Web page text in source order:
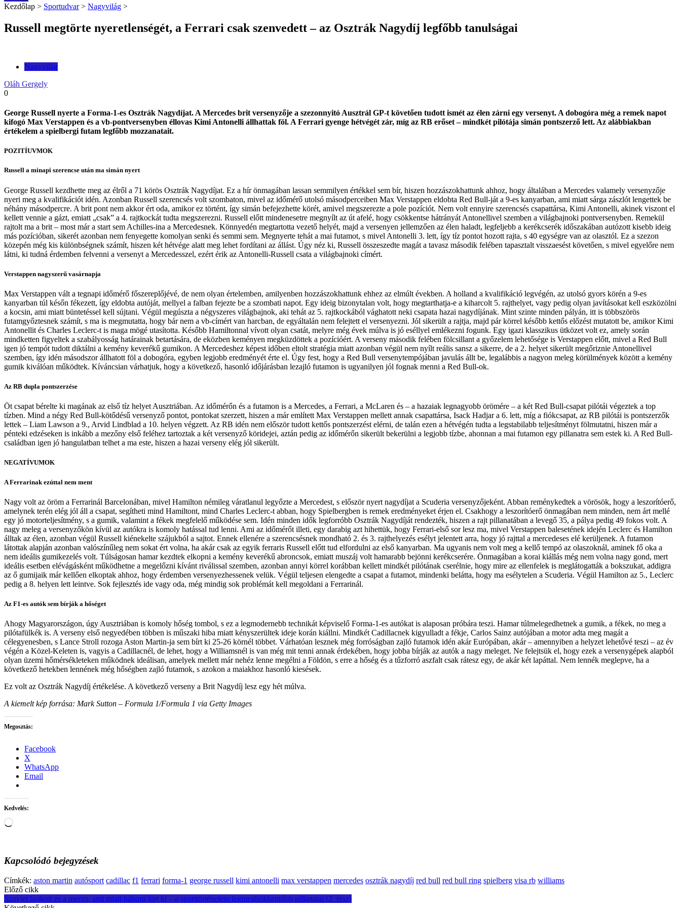
Kezdőlap > Sportudvar > Nagyvilág >
Russell megtörte nyeretlenségét, a Ferrari csak szenvedett – az Osztrák Nagydíj legfőbb tanulságai
Nagyvilág
Oláh Gergely
0
George Russell nyerte a Forma-1-es Osztrák Nagydíjat. A Mercedes brit versenyzője a szezonnyitó Ausztrál GP-t követően tudott ismét az élen zárni egy versenyt. A dobogóra még a remek napot
kifogó Max Verstappen és a vb-pontversenyben éllovas Kimi Antonelli állhattak föl. A Ferrari gyenge hétvégét zár, míg az RB erőset – mindkét pilótája simán pontszerző lett. Az alábbiakban
értékelem a spielbergi futam legfőbb mozzanatait.
POZITÍUVMOK
Russell a minapi szerencse után ma simán nyert
George Russell kezdhette meg az élről a 71 körös Osztrák Nagydíjat. Ez a hír önmagában lassan semmilyen értékkel sem bír, hiszen hozzászokhattunk ahhoz, hogy általában a Mercedes valamely versenyzője
nyeri meg a kvalifikációt idén. Azonban Russell szerencsés volt szombaton, mivel az időmérő utolsó másodperceiben Max Verstappen eldobta Red Bull-ját a 9-es kanyarban, ami miatt sárga zászlót lengettek be
néhány másodpercre. A brit pont nem akkor ért oda, amikor ez történt, így simán befejezhette körét, amivel megszerezte a pole pozíciót. Nem volt ennyire szerencsés csapattársa, Kimi Antonelli, akinek viszont el
kellett vennie a gázt, emiatt „csak” a 4. rajtkockát tudta megszerezni. Russell előtt mindenesetre megnyílt az út afelé, hogy csökkentse hátrányát Antonellivel szemben a világbajnoki pontversenyben. Remekül
rajtolt ma a brit – most már a start sem Achilles-ina a Mercedesnek. Könnyedén megtartotta vezető helyét, majd a versenyen jellemzően az élen haladt, legfeljebb a kerékcserék időszakában autózott kisebb ideig
más pozícióban, sikerét azonban nem fenyegette komolyan senki és semmi sem. Megnyerte tehát a mai futamot, s mivel Antonelli 3. lett, így tíz pontot hozott rajta, s 40 egységre van az olasztól. Ez a szezon
közepén még kis különbségnek számít, hiszen két hétvége alatt meg lehet fordítani az állást. Úgy néz ki, Russell összeszedte magát a tavasz második felében tapasztalt visszaesést követően, s mivel egyelőre nem
látni, ki tudná érdemben felvenni a versenyt a Mercedesszel, ezért érik az Antonelli-Russell csata a világbajnoki címért.
Verstappen nagyszerű vasárnapja
Max Verstappen vált a tegnapi időmérő főszereplőjévé, de nem olyan értelemben, amilyenben hozzászokhattunk ehhez az elmúlt években. A holland a kvalifikáció legvégén, az utolsó gyors körén a 9-es
kanyarban túl későn fékezett, így eldobta autóját, mellyel a falban fejezte be a szombati napot. Egy ideig bizonytalan volt, hogy megtarthatja-e a kiharcolt 5. rajthelyet, vagy pedig olyan javításokat kell eszközölni
a kocsin, ami miatt büntetéssel kell sújtani. Végül megúszta a négyszeres világbajnok, aki tehát az 5. rajtkockából vághatott neki csapata hazai nagydíjának. Mint szinte minden pályán, itt is többszörös
futamgyőztesnek számít, s ma is megmutatta, hogy bár nem a vb-címért van harcban, de egyáltalán nem felejtett el versenyezni. Jól sikerült a rajtja, majd pár körrel később kettős előzést mutatott be, amikor Kimi
Antonellit és Charles Leclerc-t is maga mögé utasította. Később Hamiltonnal vívott olyan csatát, melyre még évek múlva is jó eséllyel emlékezni fogunk. Egy igazi klasszikus ütközet volt ez, amely során
mindketten figyeltek a szabályosság határainak betartására, de eközben keményen megküzdöttek a pozícióért. A verseny második felében fölcsillant a győzelem lehetősége is Verstappen előtt, mivel a Red Bull
igen jó tempót tudott diktálni a kemény keverékű gumikon. A Mercedeshez képest időben eltolt stratégia miatt azonban végül nem nyílt reális sansz a sikerre, de a 2. helyet sikerült megőriznie Antonellivel
szemben, így idén másodszor állhatott föl a dobogóra, egyben legjobb eredményét érte el. Úgy fest, hogy a Red Bull versenytempójában javulás állt be, legalábbis a nagyon meleg körülmények között a kemény
gumik kiválóan működtek. Kíváncsian várhatjuk, hogy a következő, hasonló időjárásban lezajló futamon is ugyanilyen jól fognak menni a Red Bull-ok.
Az RB dupla pontszerzése
Öt csapat bérelte ki magának az első tíz helyet Ausztriában. Az időmérőn és a futamon is a Mercedes, a Ferrari, a McLaren és – a hazaiak legnagyobb örömére – a két Red Bull-csapat pilótái végeztek a top
tízben. Mind a négy Red Bull-kötődésű versenyző pontot, pontokat szerzett, hiszen a már említett Max Verstappen mellett annak csapattársa, Isack Hadjar a 6. lett, míg a fiókcsapat, az RB pilótái is pontszerzők
lettek – Liam Lawson a 9., Arvid Lindblad a 10. helyen végzett. Az RB idén nem először tudott kettős pontszerzést elérni, de talán ezen a hétvégén tudta a legstabilabb teljesítményt fölmutatni, hiszen már a
pénteki edzéseken is inkább a mezőny első feléhez tartoztak a két versenyző köridejei, aztán pedig az időmérőn sikerült bekerülni a legjobb tízbe, ahonnan a mai futamon egy pillanatra sem estek ki. A Red Bull-
családban igen jó hangulatban telhet a ma este, hiszen a hazai verseny elég jól sikerült.
NEGATÍVUMOK
A Ferrarinak ezúttal nem ment
Nagy volt az öröm a Ferrarinál Barcelonában, mivel Hamilton némileg váratlanul legyőzte a Mercedest, s először nyert nagydíjat a Scuderia versenyzőjeként. Abban reménykedtek a vörösök, hogy a leszorítóerő,
amelynek terén elég jól áll a csapat, segítheti mind Hamiltont, mind Charles Leclerc-t abban, hogy Spielbergben is remek eredményeket érjen el. Csakhogy a leszorítóerő önmagában nem minden, nem árt mellé
egy jó motorteljesítmény, s a gumik, valamint a fékek megfelelő működése sem. Idén minden idők legforróbb Osztrák Nagydíját rendezték, hiszen a rajt pillanatában a levegő 35, a pálya pedig 49 fokos volt. A
nagy meleg a versenyzőkön kívül az autókra is komoly hatással tud lenni. Ami az időmérőt illeti, egy darabig azt hihettük, hogy Ferrari-első sor lesz ma, mivel Verstappen balesetének idején Leclerc és Hamilton
álltak az élen, azonban végül Russell kiénekelte szájukból a sajtot. Ennek ellenére a szerencsésnek mondható 2. és 3. rajthelyezés esélyt jelentett arra, hogy jó rajttal a mercedeses elé kerüljenek. A futamon
látottak alapján azonban valószínűleg nem sokat ért volna, ha akár csak az egyik ferraris Russell előtt tud elfordulni az első kanyarban. Ma ugyanis nem volt meg a kellő tempó az olaszoknál, aminek fő oka a
nem ideális gumikezelés volt. Túlságosan hamar kezdtek elkopni a kemény keverékű abroncsok, emiatt muszáj volt hamarabb bejönni kerékcserére. Önmagában a korai kiállás még nem volna nagy gond, mert
ideális esetben elévágásként működhetne a megelőzni kívánt riválissal szemben, azonban annyi körrel korábban kellett mindkét pilótának cserélnie, hogy mire az ellenfelek is meglátogatták a bokszukat, addigra
az ő gumijaik már kellően elkoptak ahhoz, hogy érdemben versenyezhessenek velük. Végül teljesen elengedte a csapat a futamot, mindenki belátta, hogy ma esélytelen a Scuderia. Végül Hamilton az 5., Leclerc
pedig a 8. helyen lett leintve. Sok fejlesztés ide vagy oda, még mindig sok problémát kell megoldani a Ferrarinál.
Az F1-es autók sem bírják a hőséget
Ahogy Magyarországon, úgy Ausztriában is komoly hőség tombol, s ez a legmodernebb technikát képviselő Forma-1-es autókat is alaposan próbára teszi. Hamar túlmelegedhetnek a gumik, a fékek, no meg a
pilótafülkék is. A verseny első negyedében többen is műszaki hiba miatt kényszerültek ideje korán kiállni. Mindkét Cadillacnek kigyulladt a fékje, Carlos Sainz autójában a motor adta meg magát a
célegyenesben, s Lance Stroll rozoga Aston Martin-ja sem bírt ki 25-26 körnél többet. Várhatóan lesznek még forróságban zajló futamok idén akár Európában, akár – amennyiben a helyzet lehetővé teszi – az év
végén a Közel-Keleten is, vagyis a Cadillacnél, de lehet, hogy a Williamsnél is van még mit tenni annak érdekében, hogy jobba bírják az autók a nagy meleget. Ne felejtsük el, hogy ezek a versenygépek alapból
olyan üzemi hőmérsékleteken működnek ideálisan, amelyek mellett már nehéz lenne megélni a Földön, s erre a hőség és a tűzforró aszfalt csak rátesz egy, de akár két lapáttal. Nem lennék meglepve, ha a
következő hetekben lennének még hőségben zajló futamok, s azokon a maiakhoz hasonló kiesések.
Ez volt az Osztrák Nagydíj értékelése. A következő verseny a Brit Nagydíj lesz egy hét múlva.
A kiemelt kép forrása: Mark Sutton – Formula 1/Formula 1 via Getty Images
Megosztás:
Facebook
X
WhatsApp
Email
Kedvelés:
Loading…
Kapcsolódó bejegyzések
Címkék: aston martin autósport cadillac f1 ferrari forma-1 george russell kimi antonelli max verstappen mercedes osztrák nagydíj red bull red bull ring spielberg visa rb williams
Post
navigation
Előző cikk
Szovjet bojkott és a meccs, ami miatt háború tört ki – a sporttörténelem legmeghökkentőbb pillanatai (2. rész)